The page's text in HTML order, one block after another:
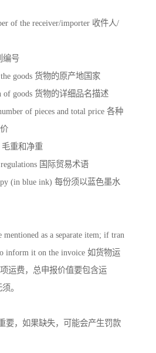
of the receiver/importer 收件人/
编号
goods 货物的原产地国家
of goods 货物的详细品名描述
of pieces and total price 各种
毛重和净重
国际贸易术语
(in blue ink) 每份须以蓝色墨水
mentioned as a separate item; if tran
inform it on the invoice 如货物运
运费，总申报价值要包含运
。
要，如果缺失，可能会产生罚款